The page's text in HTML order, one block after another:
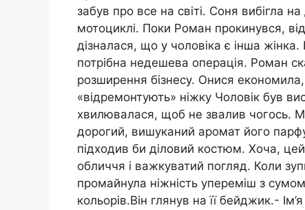
забув про все на світі. Соня вибігла
мотоциклі. Поки Роман прокинувся,
дізналася, що у чоловіка є інша
потрібна недешева операція. Роман
розширення бізнесу. Онися
«відремонтують» ніжку Чоловік був
хвилювалася, щоб не звалив чогось.
дорогий, вишуканий аромат його
підходив би діловий костюм. Хоча,
обличчя і важкуватий погляд. Коли
промайнула ніжність упереміш з
кольорів.Він глянув на її бейджик.-